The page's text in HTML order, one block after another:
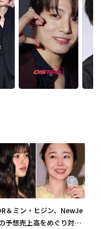
＆ミン・ヒジン、NewJe
予想売上高をめぐり対